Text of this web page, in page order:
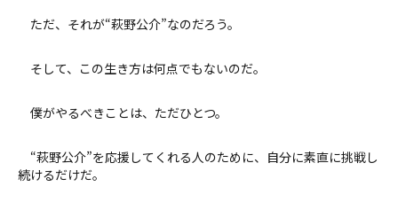
ただ、それが“萩野公介”なのだろう。
そして、この生き方は何点でもないのだ。
僕がやるべきことは、ただひとつ。
“萩野公介”を応援してくれる人のために、自分に素直に挑戦し
続けるだけだ。